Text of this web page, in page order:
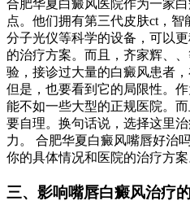
合肥华夏白癜风医院作为一家
点。他们拥有第三代皮肤ct，
分子光仪等科学的设备，可以
的治疗方案。而且，齐家辉、
验，接诊过大量的白癜风患者
但是，也要看到它的局限性。
能不如一些大型的正规医院。
要自理。换句话说，选择这里
力。 合肥华夏白癜风嘴唇好治
你的具体情况和医院的治疗方案
三、影响嘴唇白癜风治疗